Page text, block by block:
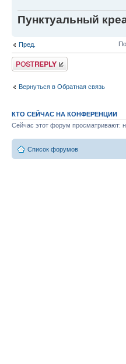
Пунктуальный
Пред.
Ответить
Вернуться в Обратная связь
КТО СЕЙЧАС НА КОНФЕРЕНЦИИ
Сейчас этот форум просматривают:
Список форумов